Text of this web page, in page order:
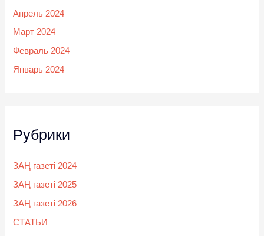
Апрель 2024
Март 2024
Февраль 2024
Январь 2024
Рубрики
ЗАҢ газеті 2024
ЗАҢ газеті 2025
ЗАҢ газеті 2026
СТАТЬИ